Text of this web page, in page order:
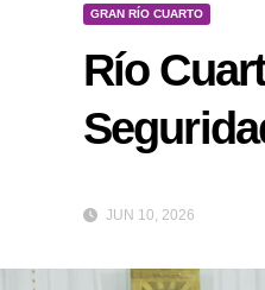
GRAN RÍO CUARTO
Río
JUN 10, 2026